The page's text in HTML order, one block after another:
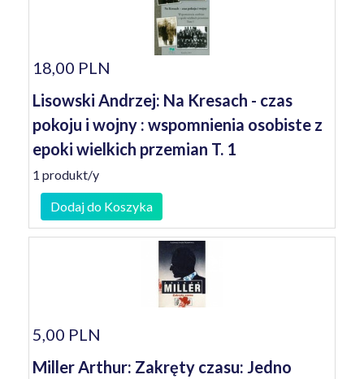
18,00 PLN
Lisowski Andrzej: Na Kresach - czas
pokoju i wojny : wspomnienia osobiste z
epoki wielkich przemian T. 1
1 produkt/y
Dodaj do Koszyka
5,00 PLN
Miller Arthur: Zakręty czasu: Jedno